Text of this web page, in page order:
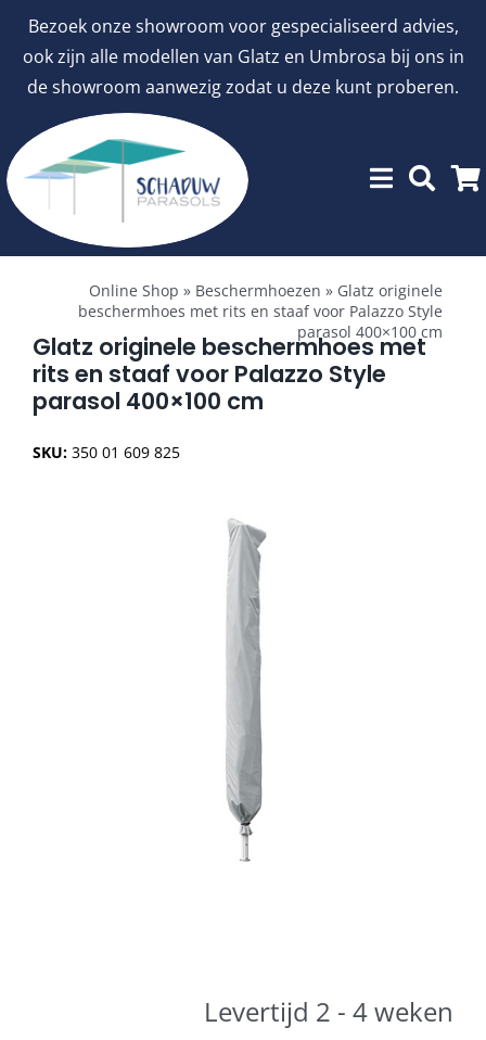
Bezoek onze showroom voor gespecialiseerd advies,
ook zijn alle modellen van Glatz en Umbrosa bij ons in
de showroom aanwezig zodat u deze kunt proberen.
inhoud
Toggle
Navigation
aanbiedingen
Stokparasols
Online Shop » Beschermhoezen » Glatz originele
beschermhoes met rits en staaf voor Palazzo Style
parasol 400×100 cm
Glatz originele beschermhoes met
rits en staaf voor Palazzo Style
parasol 400×100 cm
SKU: 350 01 609 825
Levertijd 2 - 4 weken